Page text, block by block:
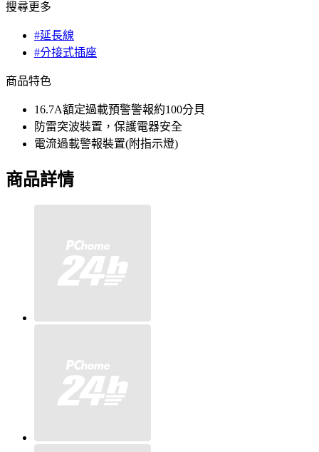
搜尋更多
#延長線
#分接式插座
商品特色
16.7A額定過載預警警報約100分貝
防雷突波裝置，保護電器安全
電流過載警報裝置(附指示燈)
商品詳情